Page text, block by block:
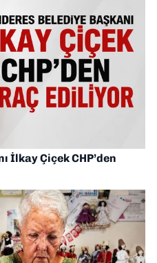
İlkay Çiçek CHP’den